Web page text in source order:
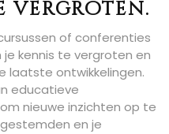
vergroten.
of conferenties
kennis te vergroten en
laatste ontwikkelingen.
educatieve
nieuwe inzichten op te
en je